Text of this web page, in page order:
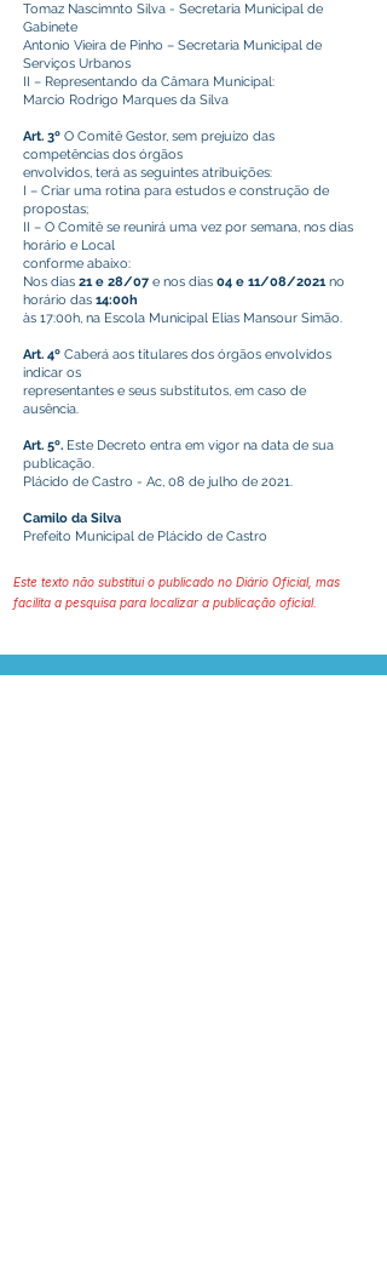
Tomaz Nascimnto Silva - Secretaria Municipal de
Gabinete
Antonio Vieira de Pinho – Secretaria Municipal de
Serviços Urbanos
II – Representando da Câmara Municipal:
Marcio Rodrigo Marques da Silva
Art. 3º O Comitê Gestor, sem prejuízo das
competências dos órgãos
envolvidos, terá as seguintes atribuições:
I – Criar uma rotina para estudos e construção de
propostas;
II – O Comitê se reunirá uma vez por semana, nos dias
horário e Local
conforme abaixo:
Nos dias 21 e 28/07 e nos dias 04 e 11/08/2021no
horário das 14:00h
às 17:00h, na Escola Municipal Elias Mansour Simão.
Art. 4º Caberá aos titulares dos órgãos envolvidos
indicar os
representantes e seus substitutos, em caso de
ausência.
Art. 5º. Este Decreto entra em vigor na data de sua
publicação.
Plácido de Castro - Ac, 08 de julho de 2021.
Camilo da Silva
Prefeito Municipal de Plácido de Castro
Este texto não substitui o publicado no Diário Oficial, mas
facilita a pesquisa para localizar a publicação oficial.